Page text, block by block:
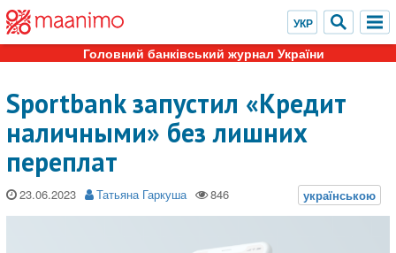
Головний банківський журнал України
Sportbank запустил «Кредит
наличными» без лишних
переплат
23.06.2023 Татьяна Гаркуша